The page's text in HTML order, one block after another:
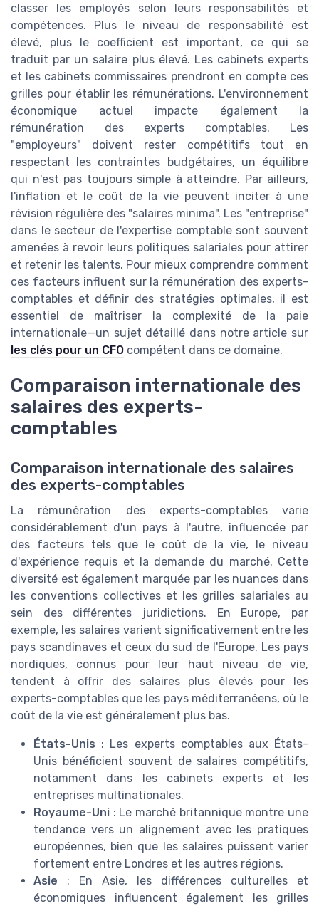
classer les employés selon leurs responsabilités et
compétences. Plus le niveau de responsabilité est
élevé, plus le coefficient est important, ce qui se
traduit par un salaire plus élevé. Les cabinets experts
et les cabinets commissaires prendront en compte ces
grilles pour établir les rémunérations. L'environnement
économique actuel impacte également la
rémunération des experts comptables. Les
"employeurs" doivent rester compétitifs tout en
respectant les contraintes budgétaires, un équilibre
qui n'est pas toujours simple à atteindre. Par ailleurs,
l'inflation et le coût de la vie peuvent inciter à une
révision régulière des "salaires minima". Les "entreprise"
dans le secteur de l'expertise comptable sont souvent
amenées à revoir leurs politiques salariales pour attirer
et retenir les talents. Pour mieux comprendre comment
ces facteurs influent sur la rémunération des experts-
comptables et définir des stratégies optimales, il est
essentiel de maîtriser la complexité de la paie
internationale—un sujet détaillé dans notre article sur
les clés pour un CFO compétent dans ce domaine.
Comparaison internationale des
salaires des experts-
comptables
Comparaison internationale des salaires
des experts-comptables
La rémunération des experts-comptables varie
considérablement d'un pays à l'autre, influencée par
des facteurs tels que le coût de la vie, le niveau
d'expérience requis et la demande du marché. Cette
diversité est également marquée par les nuances dans
les conventions collectives et les grilles salariales au
sein des différentes juridictions. En Europe, par
exemple, les salaires varient significativement entre les
pays scandinaves et ceux du sud de l'Europe. Les pays
nordiques, connus pour leur haut niveau de vie,
tendent à offrir des salaires plus élevés pour les
experts-comptables que les pays méditerranéens, où le
coût de la vie est généralement plus bas.
États-Unis : Les experts comptables aux États-
Unis bénéficient souvent de salaires compétitifs,
notamment dans les cabinets experts et les
entreprises multinationales.
Royaume-Uni : Le marché britannique montre une
tendance vers un alignement avec les pratiques
européennes, bien que les salaires puissent varier
fortement entre Londres et les autres régions.
Asie : En Asie, les différences culturelles et
économiques influencent également les grilles